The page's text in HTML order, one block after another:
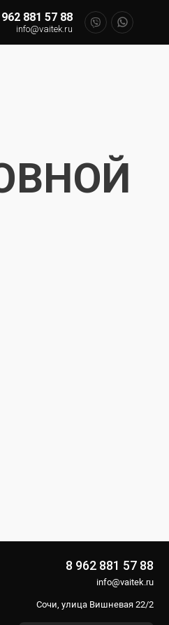
881 57 88
info@vaitek.ru
8 962 881 57 88
info@vaitek.ru
Сочи, улица Вишневая 22/2